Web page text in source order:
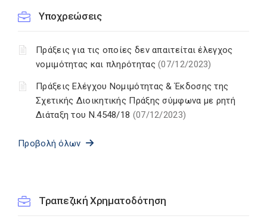
Υποχρεώσεις
Πράξεις για τις οποίες δεν απαιτείται έλεγχος
νομιμότητας και πληρότητας(07/12/2023)
Πράξεις Ελέγχου Νομιμότητας & Έκδοσης της
Σχετικής Διοικητικής Πράξης σύμφωνα με ρητή
Διάταξη του Ν.4548/18 (07/12/2023)
Προβολή όλων
Τραπεζική Χρηματοδότηση